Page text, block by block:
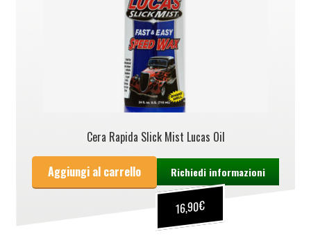
Cera Rapida Slick Mist Lucas Oil
16,90€
Aggiungi al carrello Richiedi informazioni